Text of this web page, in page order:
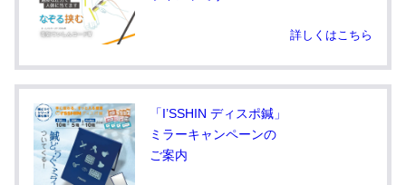
詳しくはこちら
「I’SSHIN ディスポ鍼」
ミラーキャンペーンの
ご案内